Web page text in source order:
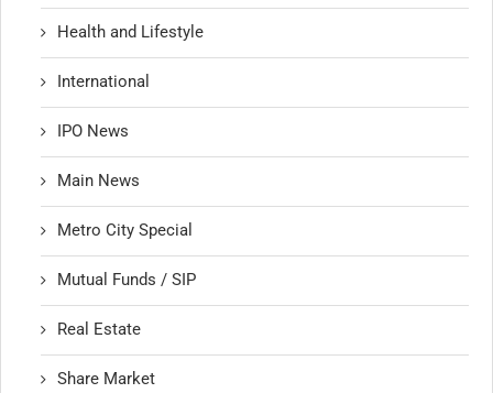
Health and Lifestyle
International
IPO News
Main News
Metro City Special
Mutual Funds / SIP
Real Estate
Share Market